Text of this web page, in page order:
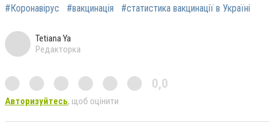
#Коронавірус #вакцинація #статистика вакцинації в Україні
Tetiana Ya
Редакторка
0,0
Авторизуйтесь, щоб оцінити